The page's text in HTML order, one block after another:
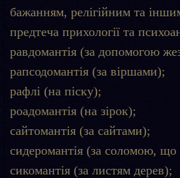
бажанням, релігійним та
предтеча прихології та
равдомантія (за допомогою
рапсодомантія (за віршами);
рафлі (на піску);
роадомантія (на зірок);
сайтомантія (за сайтами);
сидеромантія (за соломою, що
сикомантія (за листям дерев);